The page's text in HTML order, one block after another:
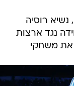
נשיא רוסיה
נגד ארצות
את משחקי